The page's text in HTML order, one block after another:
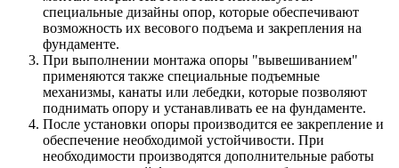
специальные дизайны опор, которые обеспечивают
возможность их весового подъема и закрепления на
фундаменте.
При выполнении монтажа опоры "вывешиванием"
применяются также специальные подъемные
механизмы, канаты или лебедки, которые позволяют
поднимать опору и устанавливать ее на фундаменте.
После установки опоры производится ее закрепление и
обеспечение необходимой устойчивости. При
необходимости производятся дополнительные работы